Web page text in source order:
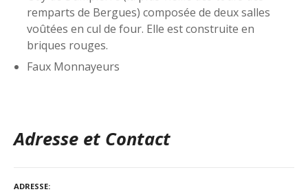
remparts de Bergues) composée de deux salles
voûtées en cul de four. Elle est construite en
briques rouges.
Faux Monnayeurs
Adresse et Contact
ADRESSE